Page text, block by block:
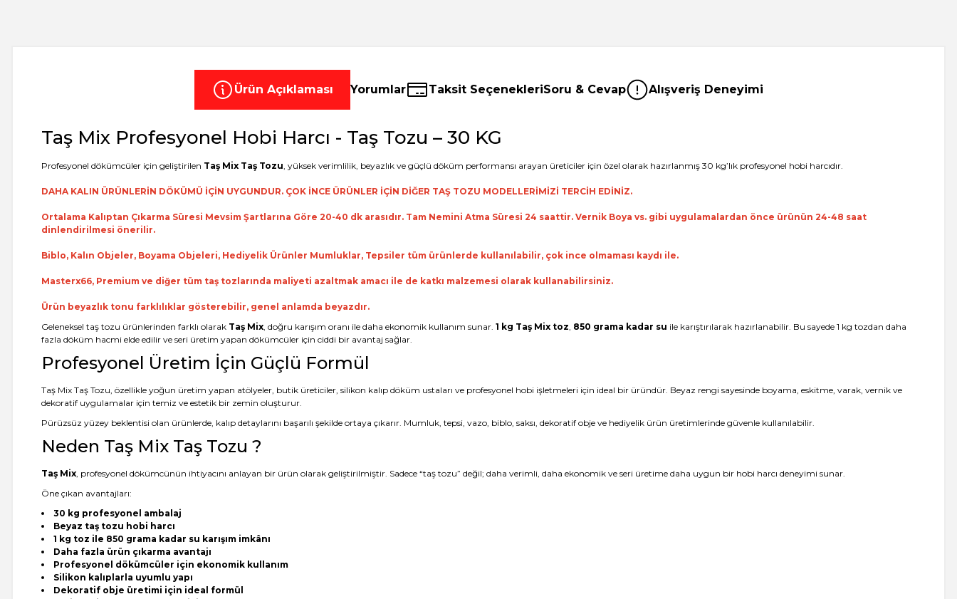
Ürün Açıklaması Yorumlar Taksit SeçenekleriSoru & Cevap Alışveriş Deneyimi
Taş Mix Profesyonel Hobi Harcı - Taş Tozu – 30 KG
Profesyonel dökümcüler için geliştirilen Taş Mix Taş Tozu, yüksek verimlilik, beyazlık ve güçlü döküm performansı arayan üreticiler için özel olarak hazırlanmış 30 kg’lık profesyonel hobi harcıdır.
DAHA KALIN ÜRÜNLERİN DÖKÜMÜ İÇİN UYGUNDUR. ÇOK İNCE ÜRÜNLER İÇİN DİĞER TAŞ TOZU MODELLERİMİZİ TERCİH EDİNİZ.
Ortalama Kalıptan Çıkarma Süresi Mevsim Şartlarına Göre 20-40 dk arasıdır. Tam Nemini Atma Süresi 24 saattir. Vernik Boya vs. gibi uygulamalardan önce ürünün 24-48 saat
dinlendirilmesi önerilir.
Biblo, Kalın Objeler, Boyama Objeleri, Hediyelik Ürünler Mumluklar, Tepsiler tüm ürünlerde kullanılabilir, çok ince olmaması kaydı ile.
Masterx66, Premium ve diğer tüm taş tozlarında maliyeti azaltmak amacı ile de katkı malzemesi olarak kullanabilirsiniz.
Ürün beyazlık tonu farklılıklar gösterebilir, genel anlamda beyazdır.
Geleneksel taş tozu ürünlerinden farklı olarak Taş Mix, doğru karışım oranı ile daha ekonomik kullanım sunar. 1 kg Taş Mix toz, 850 grama kadar su ile karıştırılarak hazırlanabilir. Bu sayede 1 kg tozdan daha
fazla döküm hacmi elde edilir ve seri üretim yapan dökümcüler için ciddi bir avantaj sağlar.
Profesyonel Üretim İçin Güçlü Formül
Taş Mix Taş Tozu, özellikle yoğun üretim yapan atölyeler, butik üreticiler, silikon kalıp döküm ustaları ve profesyonel hobi işletmeleri için ideal bir üründür. Beyaz rengi sayesinde boyama, eskitme, varak, vernik ve
dekoratif uygulamalar için temiz ve estetik bir zemin oluşturur.
Pürüzsüz yüzey beklentisi olan ürünlerde, kalıp detaylarını başarılı şekilde ortaya çıkarır. Mumluk, tepsi, vazo, biblo, saksı, dekoratif obje ve hediyelik ürün üretimlerinde güvenle kullanılabilir.
Neden Taş Mix Taş Tozu ?
Taş Mix, profesyonel dökümcünün ihtiyacını anlayan bir ürün olarak geliştirilmiştir. Sadece “taş tozu” değil; daha verimli, daha ekonomik ve seri üretime daha uygun bir hobi harcı deneyimi sunar.
Öne çıkan avantajları:
30 kg profesyonel ambalaj
Beyaz taş tozu hobi harcı
1 kg toz ile 850 grama kadar su karışım imkânı
Daha fazla ürün çıkarma avantajı
Profesyonel dökümcüler için ekonomik kullanım
Silikon kalıplarla uyumlu yapı
Dekoratif obje üretimi için ideal formül